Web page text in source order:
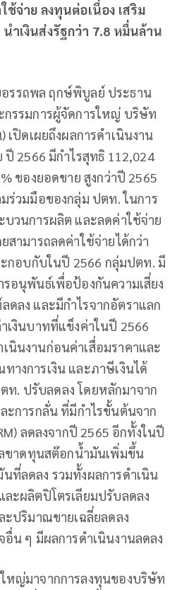
จ่าย ลงทุนต่อเนื่อง เสริม
ำเงินส่งรัฐกว่า 7.8 หมื่นล้าน
รรถพล ฤกษ์พิบูลย์ ประธาน
รรมการผู้จัดการใหญ่ บริษัท
ปิดเผยถึงผลการดำเนินงาน
2566 มีกำไรสุทธิ 112,024
ของยอดขาย สูงกว่าปี 2565
ร่วมมือของกลุ่ม ปตท. ในการ
วนการผลิต และลดค่าใช้จ่าย
สามารถลดค่าใช้จ่ายได้กว่า
กอบกับในปี 2566 กลุ่มปตท. มี
อนุพันธ์เพื่อป้องกันความเสี่ยง
ลง และมีกำไรจากอัตราแลก
เงินบาทที่แข็งค่าในปี 2566
เนินงานก่อนค่าเสื่อมราคาและ
างการเงิน และภาษีเงินได้
ตท. ปรับลดลง โดยหลักมาจาก
ะการกลั่น ที่มีกำไรขั้นต้นจาก
ลดลงจากปี 2565 อีกทั้งในปี
ขาดทุนสต๊อกน้ำมันเพิ่มขึ้น
ที่ลดลง รวมทั้งผลการดำเนิน
ละผลิตปิโตรเลียมปรับลดลง
ะปริมาณขายเฉลี่ยลดลง
น ๆ มีผลการดำเนินงานลดลง
หญ่มาจากการลงทุนของบริษัท